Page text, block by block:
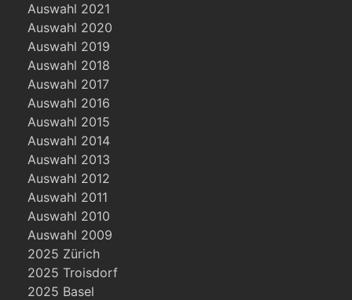
Auswahl 2021
Auswahl 2020
Auswahl 2019
Auswahl 2018
Auswahl 2017
Auswahl 2016
Auswahl 2015
Auswahl 2014
Auswahl 2013
Auswahl 2012
Auswahl 2011
Auswahl 2010
Auswahl 2009
2025 Zürich
2025 Troisdorf
2025 Basel